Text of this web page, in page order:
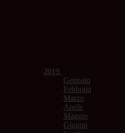
2019
Gennaio
Febbraio
Marzo
Aprile
Maggio
Giugno